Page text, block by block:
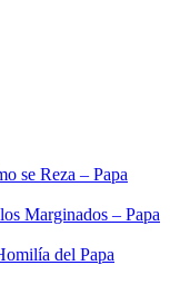
se Reza – Papa
Marginados – Papa
del Papa